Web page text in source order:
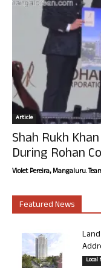
Article
Shah Rukh
During Rohan
Violet Pereira, Mangaluru.
Featured News
Local